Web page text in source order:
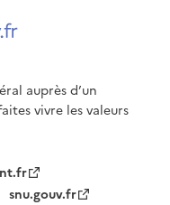
auprès d’un
vivre les valeurs
snu.gouv.fr